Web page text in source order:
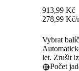
913,99 Kč
278,99 Kč/
Vybrat
let. Zrušit
Počet